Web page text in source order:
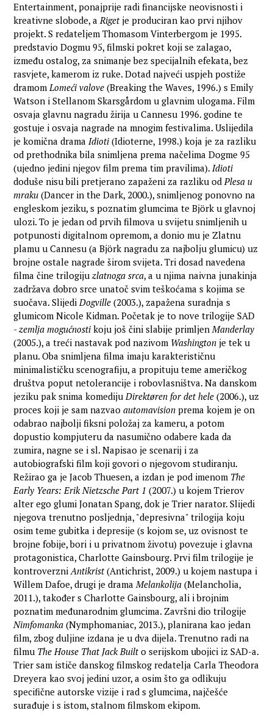
Entertainment, ponajprije radi financijske neovisnosti i
kreativne slobode, aRigetje produciran kao prvi njihov
projekt. S redateljem Thomasom Vinterbergom je 1995.
predstavio Dogmu 95, filmski pokret koji se zalagao,
između ostalog, za snimanje bez specijalnih efekata, bez
rasvjete, kamerom iz ruke. Dotad najveći uspjeh postiže
dramomLomeći valove (Breaking the Waves, 1996.) s Emily
Watson i Stellanom Skarsgårdom u glavnim ulogama. Film
osvaja glavnu nagradu žirija u Cannesu 1996. godine te
gostuje i osvaja nagrade na mnogim festivalima. Uslijedila
je komična dramaIdioti (Idioterne, 1998.) koja je za razliku
od prethodnika bila snimljena prema načelima Dogme 95
(ujedno jedini njegov film prema tim pravilima).Idioti
doduše nisu bili pretjerano zapaženi za razliku odPlesa u
mraku (Dancer in the Dark, 2000.), snimljenog ponovno na
engleskom jeziku, s poznatim glumcima te Björk u glavnoj
ulozi. To je jedan od prvih filmova u svijetu snimljenih u
potpunosti digitalnom opremom, a donio mu je Zlatnu
plamu u Cannesu (a Björk nagradu za najbolju glumicu) uz
brojne ostale nagrade širom svijeta. Tri dosad navedena
filma čine trilogijuzlatnoga srca, a u njima naivna junakinja
zadržava dobro srce unatoč svim teškoćama s kojima se
suočava. SlijediDogville(2003.), zapažena suradnja s
glumicom Nicole Kidman. Početak je to nove trilogije SAD
-zemlja mogućnosti koju još čini slabije primljenManderlay
(2005.), a treći nastavak pod nazivom Washington je tek u
planu. Oba snimljena filma imaju karakterističnu
minimalističku scenografiju, a propituju teme američkog
društva poput netolerancije i robovlasništva. Na danskom
jeziku pak snima komedijuDirektøren for det hele (2006.), uz
proces koji je sam nazvaoautomavision prema kojem je on
odabrao najbolji fiksni položaj za kameru, a potom
dopustio kompjuteru da nasumično odabere kada da
zumira, nagne se i sl. Napisao je scenarij i za
autobiografski film koji govori o njegovom studiranju.
Režirao ga je Jacob Thuesen, a izdan je pod imenom The
Early Years: Erik Nietzsche Part 1 (2007.) u kojem Trierov
alter ego glumi Jonatan Spang, dok je Trier narator. Slijedi
njegova trenutno posljednja, "depresivna" trilogija koju
osim teme gubitka i depresije (s kojom se, uz ovisnost te
brojne fobije, bori i u privatnom životu) povezuje i glavna
protagonistica, Charlotte Gainsbourg. Prvi film trilogije je
kontroverzniAntikrist(Antichrist, 2009.) u kojem nastupa i
Willem Dafoe, drugi je dramaMelankolija (Melancholia,
2011.), također s Charlotte Gainsbourg, ali i brojnim
poznatim međunarodnim glumcima. Završni dio trilogije
Nimfomanka(Nymphomaniac, 2013.), planirana kao jedan
film, zbog duljine izdana je u dva dijela. Trenutno radi na
filmu The House That Jack Builto serijskom ubojici iz SAD-a.
Trier sam ističe danskog filmskog redatelja Carla Theodora
Dreyera kao svoj jedini uzor, a osim što ga odlikuju
specifične autorske vizije i rad s glumcima, najčešće
surađuje i s istom, stalnom filmskom ekipom.